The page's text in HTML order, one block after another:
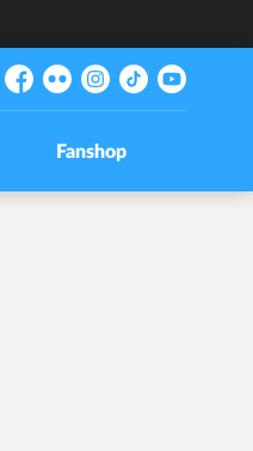
Facebook
Flickr Instagram
TikTokYouTube
Fanshop